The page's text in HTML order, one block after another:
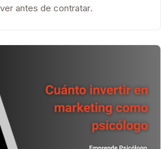
antes de contratar.